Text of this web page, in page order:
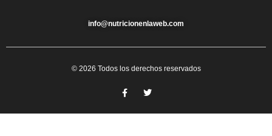
info@nutricionenlaweb.com
© 2026 Todos los derechos reservados